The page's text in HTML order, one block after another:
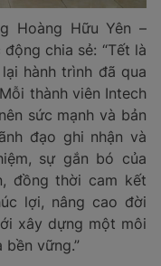
Hoàng Hữu Yên –
chia sẻ: “Tết là
hành trình đã qua
thành viên Intech
sức mạnh và bản
đạo ghi nhận và
sự gắn bó của
đồng thời cam kết
lợi, nâng cao đời
xây dựng một môi
vững.”